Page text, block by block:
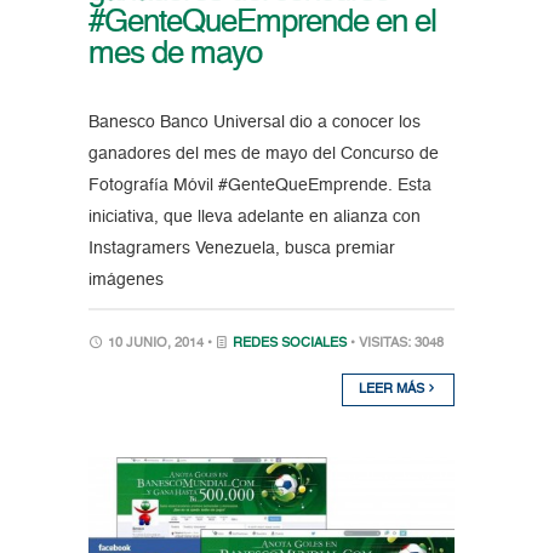
#GenteQueEmprende en el
mes de mayo
Banesco Banco Universal dio a conocer los
ganadores del mes de mayo del Concurso de
Fotografía Móvil #GenteQueEmprende. Esta
iniciativa, que lleva adelante en alianza con
Instagramers Venezuela, busca premiar
imágenes
10 JUNIO, 2014 • REDES SOCIALES • VISITAS: 3048
LEER MÁS